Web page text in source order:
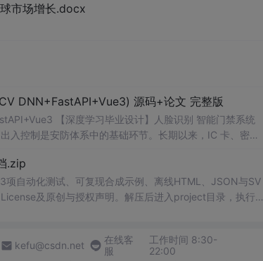
券简称、会计期间、上市日期、行业代码、行业名称、post、treat、treat*post。
市场增长.docx
DNN+FastAPI+Vue3) 源码+论文 完整版
【深度学习毕业设计】人脸识别 智能门禁系统
控制是安防体系中的基础环节。长期以来，IC 卡、密码
何处进出”的完整信息。近年来，深度学习推动生物特征识
为智能门禁的主流方案之一。 在智慧园区和数字化办公场
管告警”的闭环。将人脸识别与后台管理系统结合，能够把
学价值。 本课题选择 OpenCV DNN、YuNet 与 SFace 作
赖商业闭源 SDK，模型文件体积较小，部署门槛低，适合
.zip
自动化测试、可复现合成示例、离线HTML、JSON与SV
及原创与授权声明。解压后进入project目录，执行np
kefu@csdn.net
在线客
服
工作时间 8:30-
22:00